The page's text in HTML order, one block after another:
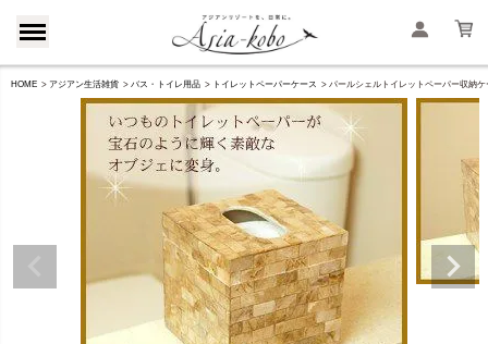
HOME アジアン生活雑貨 バス・トイレ用品 トイレットペーパーケース パールシェルトイレットペーパー収納